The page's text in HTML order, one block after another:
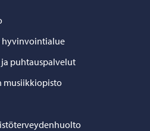
hyvinvointialue
puhtauspalvelut
musiikkiopisto